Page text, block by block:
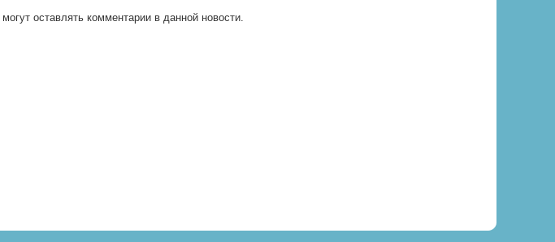
могут оставлять комментарии в данной новости.